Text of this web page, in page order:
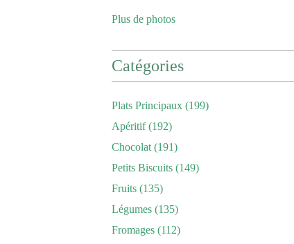
Plus de photos
Catégories
Plats Principaux (199)
Apéritif(192)
Chocolat (191)
Petits Biscuits (149)
Fruits (135)
Légumes (135)
Fromages (112)